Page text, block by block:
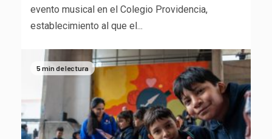
evento musical en el Colegio Providencia,
establecimiento al que el...
5 min de lectura